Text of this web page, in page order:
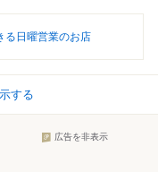
る日曜営業のお店
する
広告を非表示